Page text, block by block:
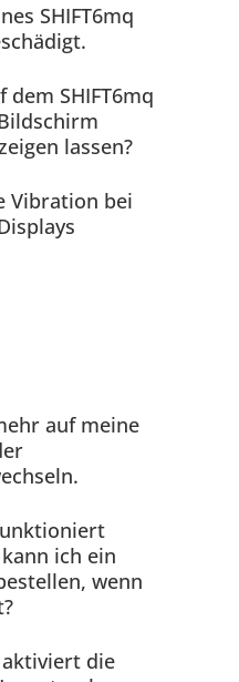
SHIFT6mq
dem SHIFT6mq
lassen?
Vibration bei
auf meine
ich ein
wenn
aktiviert die